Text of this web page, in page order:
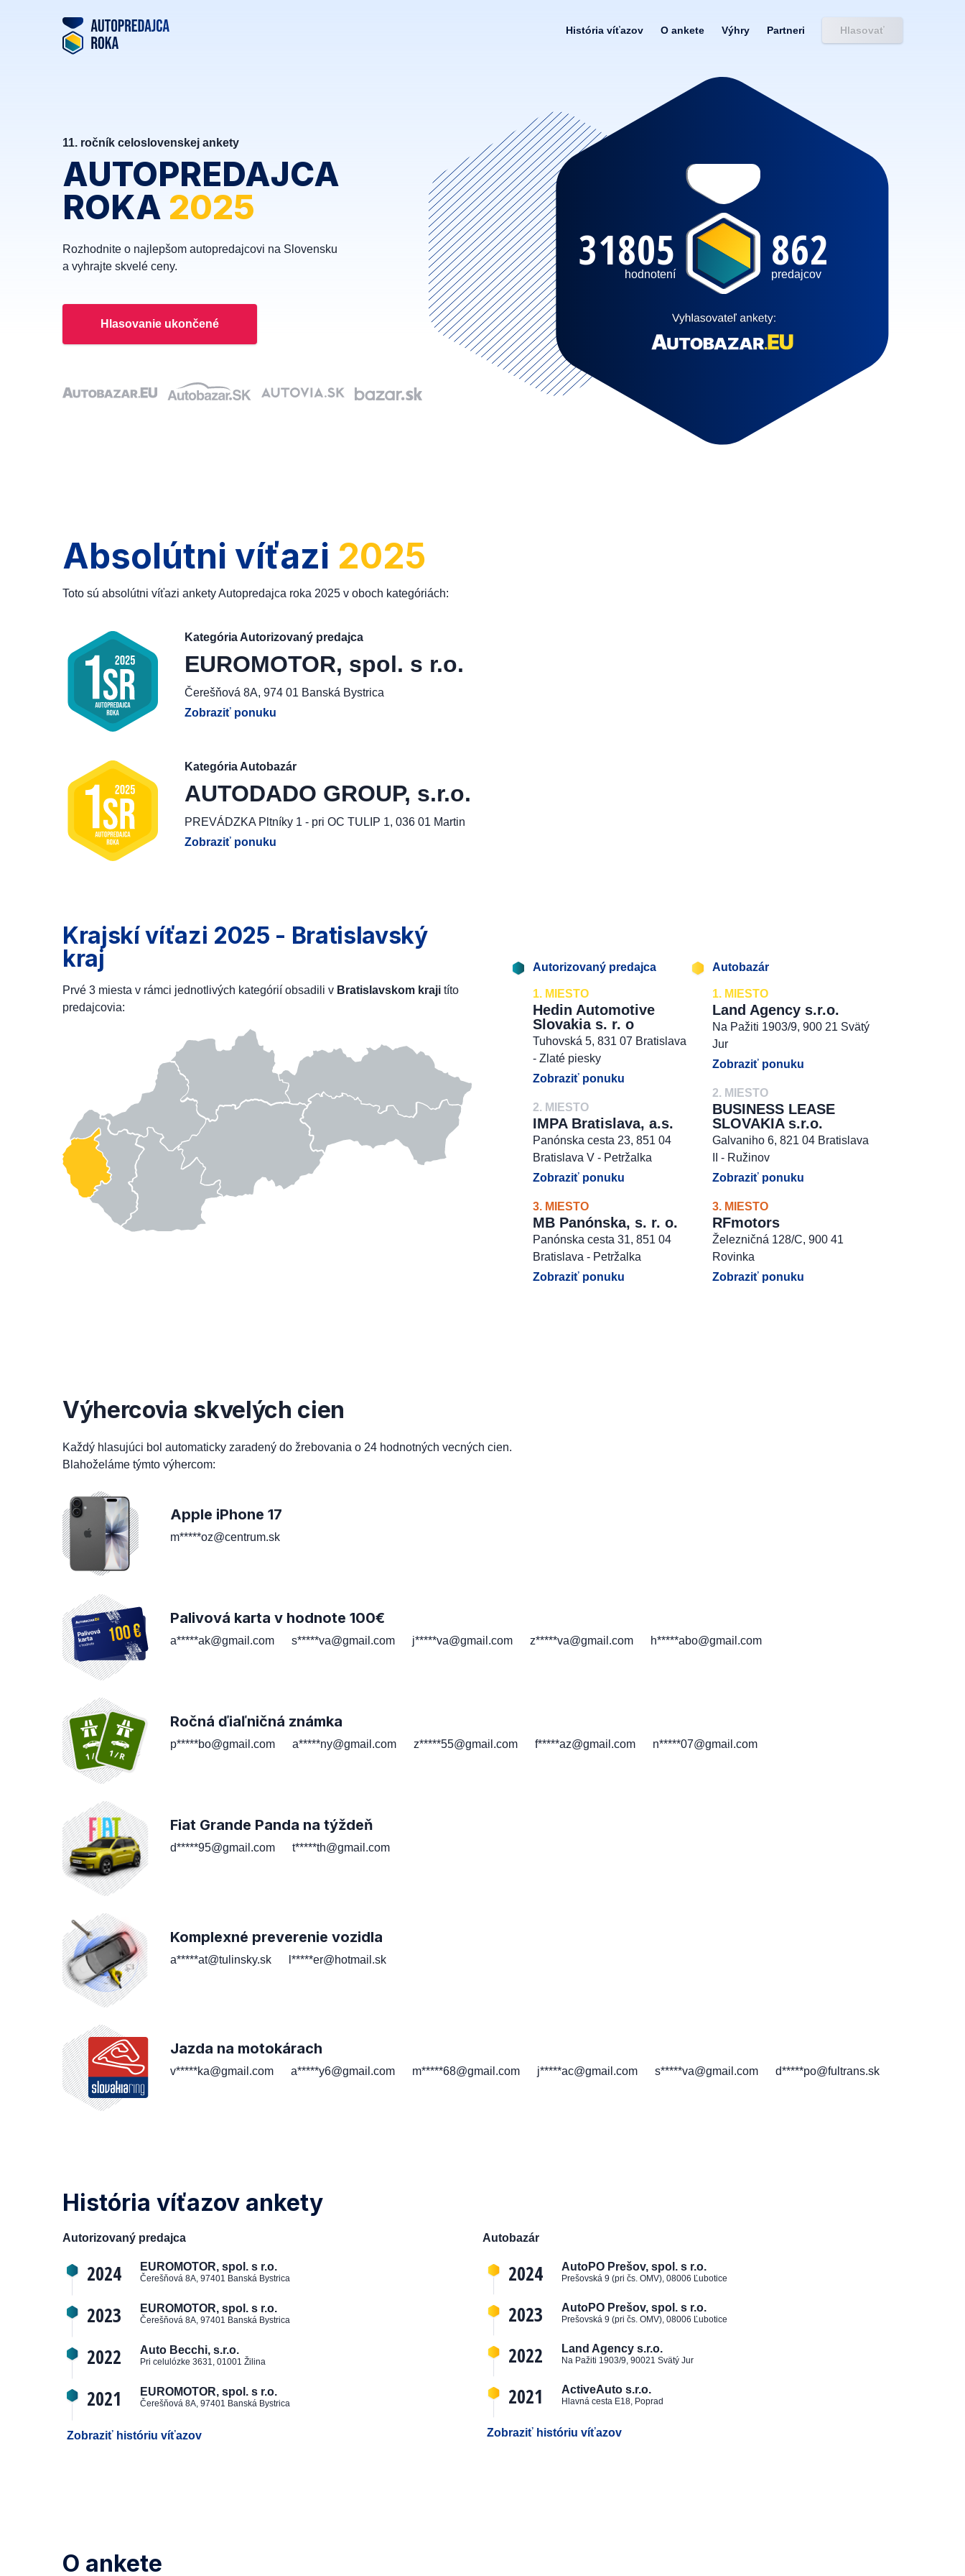
História víťazov O ankete Výhry Partneri Hlasovať
11. ročník celoslovenskej ankety
AUTOPREDAJCA
ROKA 2025
Rozhodnite o najlepšom autopredajcovi na Slovensku
a vyhrajte skvelé ceny.
Hlasovanie ukončené
862
predajcov
31805
hodnotení
Absolútni víťazi 2025
Toto sú absolútni víťazi ankety Autopredajca roka 2025 v oboch kategóriách:
Kategória Autorizovaný predajca
EUROMOTOR, spol. s r.o.
Čerešňová 8A, 974 01 Banská Bystrica
Zobraziť ponuku
Kategória Autobazár
AUTODADO GROUP, s.r.o.
PREVÁDZKA Pltníky 1 - pri OC TULIP 1, 036 01 Martin
Zobraziť ponuku
Krajskí víťazi 2025 - Bratislavský
kraj
Prvé 3 miesta v rámci jednotlivých kategórií obsadili v Bratislavskom kraji títo
predajcovia:
Autorizovaný predajca
1. MIESTO
Hedin Automotive
Slovakia s. r. o
Tuhovská 5, 831 07 Bratislava
- Zlaté piesky
Zobraziť ponuku
2. MIESTO
IMPA Bratislava, a.s.
Panónska cesta 23, 851 04
Bratislava V - Petržalka
Zobraziť ponuku
3. MIESTO
MB Panónska, s. r. o.
Panónska cesta 31, 851 04
Bratislava - Petržalka
Zobraziť ponuku
Autobazár
1. MIESTO
Land Agency s.r.o.
Na Pažiti 1903/9, 900 21 Svätý
Jur
Zobraziť ponuku
2. MIESTO
BUSINESS LEASE
SLOVAKIA s.r.o.
Galvaniho 6, 821 04 Bratislava
II - Ružinov
Zobraziť ponuku
3. MIESTO
RFmotors
Železničná 128/C, 900 41
Rovinka
Zobraziť ponuku
Výhercovia skvelých cien
Každý hlasujúci bol automaticky zaradený do žrebovania o 24 hodnotných vecných cien.
Blahoželáme týmto výhercom:
Apple iPhone 17
m*****oz@centrum.sk
Palivová karta v hodnote 100€
a*****ak@gmail.com s*****va@gmail.com j*****va@gmail.com z*****va@gmail.com h*****abo@gmail.com
Ročná ďiaľničná známka
p*****bo@gmail.com a*****ny@gmail.com z*****55@gmail.com f*****az@gmail.com n*****07@gmail.com
Fiat Grande Panda na týždeň
d*****95@gmail.com t*****th@gmail.com
Komplexné preverenie vozidla
a*****at@tulinsky.sk l*****er@hotmail.sk
Jazda na motokárach
v*****ka@gmail.com a*****y6@gmail.com m*****68@gmail.com j*****ac@gmail.com s*****va@gmail.com d*****po@fultrans.sk
História víťazov ankety
Autorizovaný predajca
2024 EUROMOTOR, spol. s r.o.
Čerešňová 8A, 97401 Banská Bystrica
2023 EUROMOTOR, spol. s r.o.
Čerešňová 8A, 97401 Banská Bystrica
2022 Auto Becchi, s.r.o.
Pri celulózke 3631, 01001 Žilina
2021 EUROMOTOR, spol. s r.o.
Čerešňová 8A, 97401 Banská Bystrica
Zobraziť históriu víťazov
Autobazár
2024 AutoPO Prešov, spol. s r.o.
Prešovská 9 (pri čs. OMV), 08006 Ľubotice
2023 AutoPO Prešov, spol. s r.o.
Prešovská 9 (pri čs. OMV), 08006 Ľubotice
2022 Land Agency s.r.o.
Na Pažiti 1903/9, 90021 Svätý Jur
2021 ActiveAuto s.r.o.
Hlavná cesta E18, Poprad
Zobraziť históriu víťazov
O ankete